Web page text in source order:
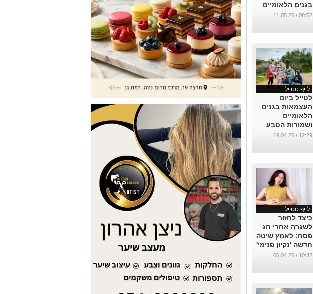
בגנים הלאומיים
ובשמורות ברחבי
...
08:52 / 11.05.26
לייף סטייל
לטייל ביום
העצמאות בגנים
הלאומיים
ושמורות הטבע
ברחבי הארץ
12:29 / 19.04.26
לייף סטייל
כיצד לחזור
לשגרה אחרי חג
פסח: לאמץ שיטה
חדשה 'נקיון פנימי'
במקום השיטה
לשגרה'
10:32 / 06.04.26